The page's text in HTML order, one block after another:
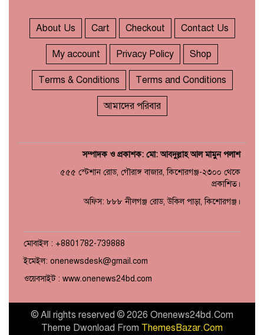
About Us Cart Checkout Contact Us
My account Privacy Policy Shop
Terms & Conditions Terms and Conditions
আমাদের পরিবার
সম্পাদক ও প্রকাশক: মো: আবদুল্লাহ আল মামুন পলাশ
৫৫৫ স্টেশান রোড, গৌরাঙ্গ বাজার, কিশোরগঞ্জ-২৩০০ থেকে
প্রকাশিত।
অফিস: ৮৮৮ নীলগঞ্জ রোড, উকিল পাড়া, কিশোরগঞ্জ।
মোবাইল : +8801782-739888
ইমেইল: onenewsdesk@gmail.com
ওয়েবসাইট : www.onenews24bd.com
© All rights reserved © 2026 Onenews24bd.Com
Theme Dwonload From ThemesBazar.Com